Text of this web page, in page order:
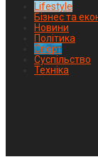
Lifestyle
Бізнес та
Новини
Політика
Спорт
Суспільство
Техніка